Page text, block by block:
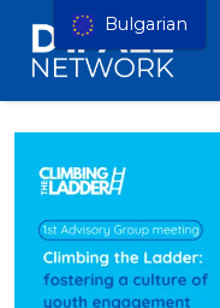
Bulgarian